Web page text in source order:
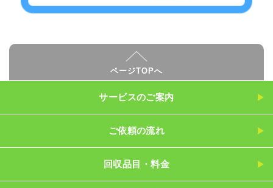
ページTOPへ
サービスのご案内
ご依頼の流れ
回収品目・料金